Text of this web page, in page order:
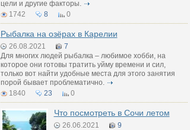
цели и другие факторы.
1742
8 0
Рыбалка на озёрах в Карелии
26.08.2021
7
Для многих людей рыбалка – любимое хобби, на
которое они готовы тратить уйму времени и сил,
только вот найти удобные места для этого занятия
порой бывает проблематично.
1840
23 0
Что посмотреть в Сочи летом
26.06.2021
9